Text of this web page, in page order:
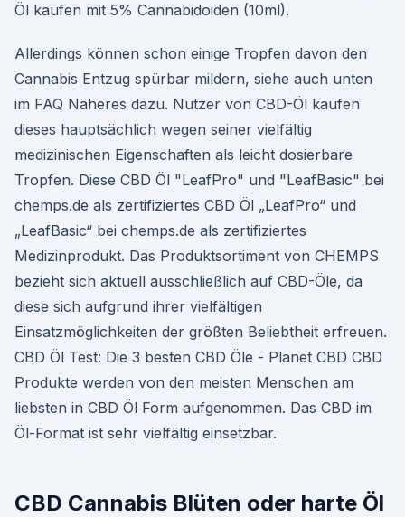
Öl kaufen mit 5% Cannabidoiden (10ml).
Allerdings können schon einige Tropfen davon den
Cannabis Entzug spürbar mildern, siehe auch unten
im FAQ Näheres dazu. Nutzer von CBD-Öl kaufen
dieses hauptsächlich wegen seiner vielfältig
medizinischen Eigenschaften als leicht dosierbare
Tropfen. Diese CBD Öl "LeafPro" und "LeafBasic" bei
chemps.de als zertifiziertes CBD Öl „LeafPro“ und
„LeafBasic“ bei chemps.de als zertifiziertes
Medizinprodukt. Das Produktsortiment von CHEMPS
bezieht sich aktuell ausschließlich auf CBD-Öle, da
diese sich aufgrund ihrer vielfältigen
Einsatzmöglichkeiten der größten Beliebtheit erfreuen.
CBD Öl Test: Die 3 besten CBD Öle - Planet CBD CBD
Produkte werden von den meisten Menschen am
liebsten in CBD Öl Form aufgenommen. Das CBD im
Öl-Format ist sehr vielfältig einsetzbar.
CBD Cannabis Blüten oder harte Öl